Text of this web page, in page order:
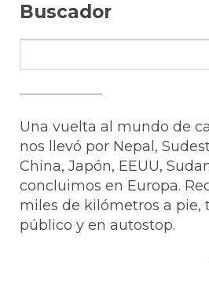
Buscador
Una vuelta al mundo de
nos llevó por Nepal,
China, Japón, EEUU,
concluimos en Europa.
miles de kilómetros a pie,
público y en autostop.